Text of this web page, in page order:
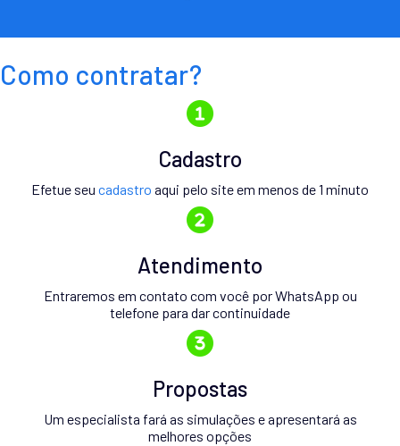
Como contratar?
Cadastro
Efetue seu cadastro aqui pelo site em menos de 1 minuto
Atendimento
Entraremos em contato com você por WhatsApp ou
telefone para dar continuidade
Propostas
Um especialista fará as simulações e apresentará as
melhores opções